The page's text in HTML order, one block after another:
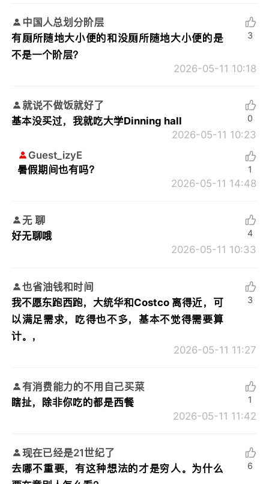
中国人总划分阶层
有厕所随地大小便的和没厕所随地大小便的是
不是一个阶层？
2026-05-11 10:18
3
就说不做饭就好了
基本没买过，我就吃大学Dinning hall
2026-05-11 10:23
0
Guest_izyE
暑假期间也有吗？
2026-05-11 14:48
1
无 聊
好无聊哦
2026-05-11 10:33
4
也省油钱和时间
我不愿东跑西跑，大统华和Costco 离得近，可
以满足需求，吃得也不多，基本不觉得需要算
计。，
2026-05-11 11:27
3
有消费能力的不用自己买菜
瞎扯，除非你吃的都是西餐
2026-05-11 11:42
1
现在已经是21世纪了
去哪不重要，有这种想法的才是穷人。为什么
6